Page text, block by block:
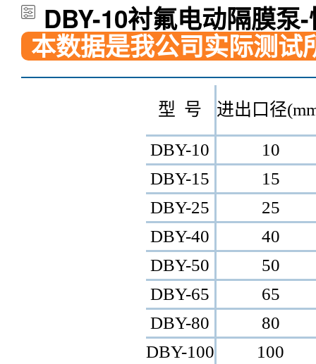
DBY-10衬氟电动隔膜泵
本数据是我公司实际测
型 号 进出口径
DBY-10
10
DBY-15
15
DBY-25
25
DBY-40
40
DBY-50
50
DBY-65
65
DBY-80
80
DBY-100
100